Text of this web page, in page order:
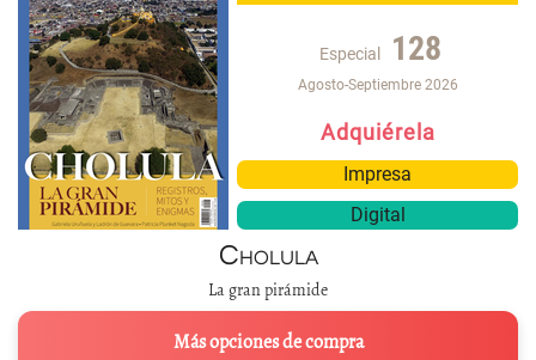
Especial 128
Agosto-Septiembre 2026
Adquiérela
Impresa
Digital
Cholula
La gran pirámide
Más opciones de compra